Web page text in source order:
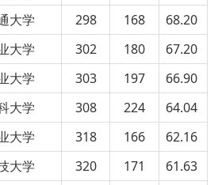
大学 298 168
68.20
大学 302 180
67.20
大学 303 197
66.90
大学 308 224
64.04
大学 318 166
62.16
大学 320 171
61.63